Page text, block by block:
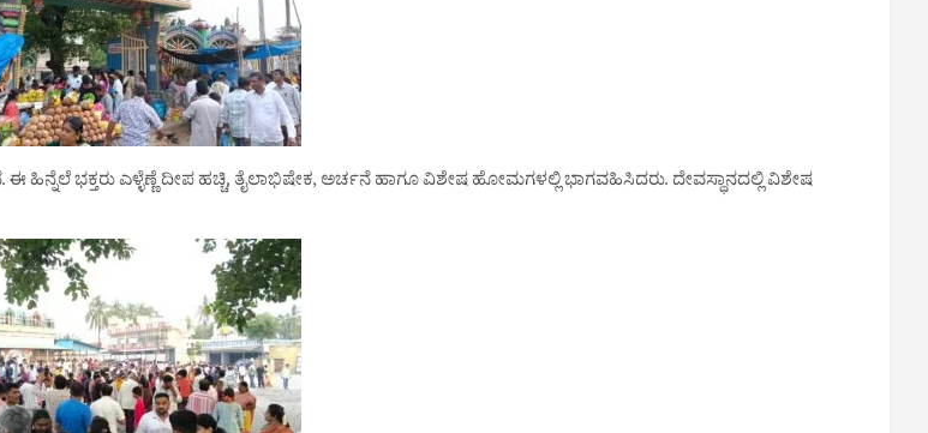
ಹಿನ್ನೆಲೆ ಭಕ್ತರು ಎಳ್ಳೆಣ್ಣೆ ದೀಪ ಹಚ್ಚಿ, ತೈಲಾಭಿಷೇಕ, ಅರ್ಚನೆ ಹಾಗೂ ವಿಶೇಷ ಹೋಮಗಳಲ್ಲಿ ಭಾಗವಹಿಸಿದರು. ದೇವಸ್ಥಾನದಲ್ಲಿ ವಿಶೇಷ